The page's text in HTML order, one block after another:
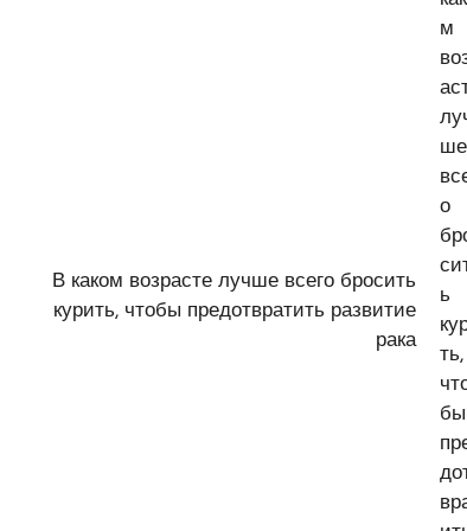
В каком возрасте лучше всего бросить
курить, чтобы предотвратить развитие
рака